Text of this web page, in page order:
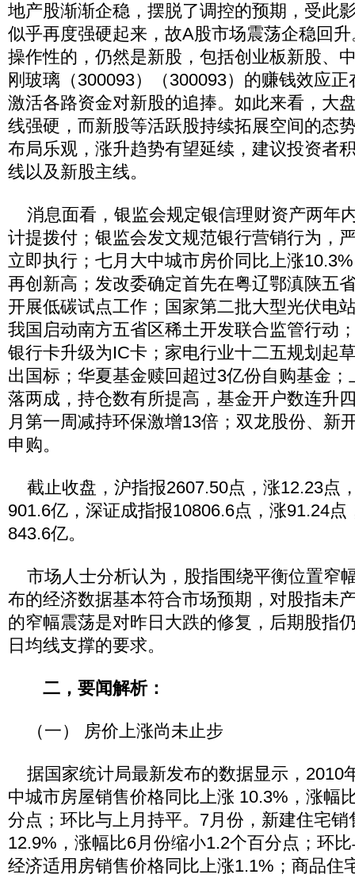
地产股渐渐企稳，摆脱了调控的预期，受此
似乎再度强硬起来，故A股市场震荡企稳回
操作性的，仍然是新股，包括创业板新股、
刚玻璃（300093）（300093）的赚钱效应
激活各路资金对新股的追捧。如此来看，大
线强硬，而新股等活跃股持续拓展空间的态
布局乐观，涨升趋势有望延续，建议投资者
线以及新股主线。
消息面看，银监会规定银信理财资产两年
计提拨付；银监会发文规范银行营销行为，
立即执行；七月大中城市房价同比上涨
再创新高；发改委确定首先在粤辽鄂滇陕五
开展低碳试点工作；国家第二批大型光伏电
我国启动南方五省区稀土开发联合监管行动
银行卡升级为IC卡；家电行业十二五规划起
出国标；华夏基金赎回超过3亿份自购基金
落两成，持仓数有所提高，基金开户数连升
月第一周减持环保激增13倍；双龙股份、新
申购。
截止收盘，沪指报2607.50点，涨12.23点
901.6亿，深证成指报10806.6点，涨91.24点
843.6亿。
市场人士分析认为，股指围绕平衡位置窄
布的经济数据基本符合市场预期，对股指未
的窄幅震荡是对昨日大跌的修复，后期股指
日均线支撑的要求。
二，要闻解析：
（一） 房价上涨尚未止步
据国家统计局最新发布的数据显示，2010
中城市房屋销售价格同比上涨 10.3%，涨幅
分点；环比与上月持平。7月份，新建住宅销
12.9%，涨幅比6月份缩小1.2个百分点；环
经济适用房销售价格同比上涨1.1%；商品住